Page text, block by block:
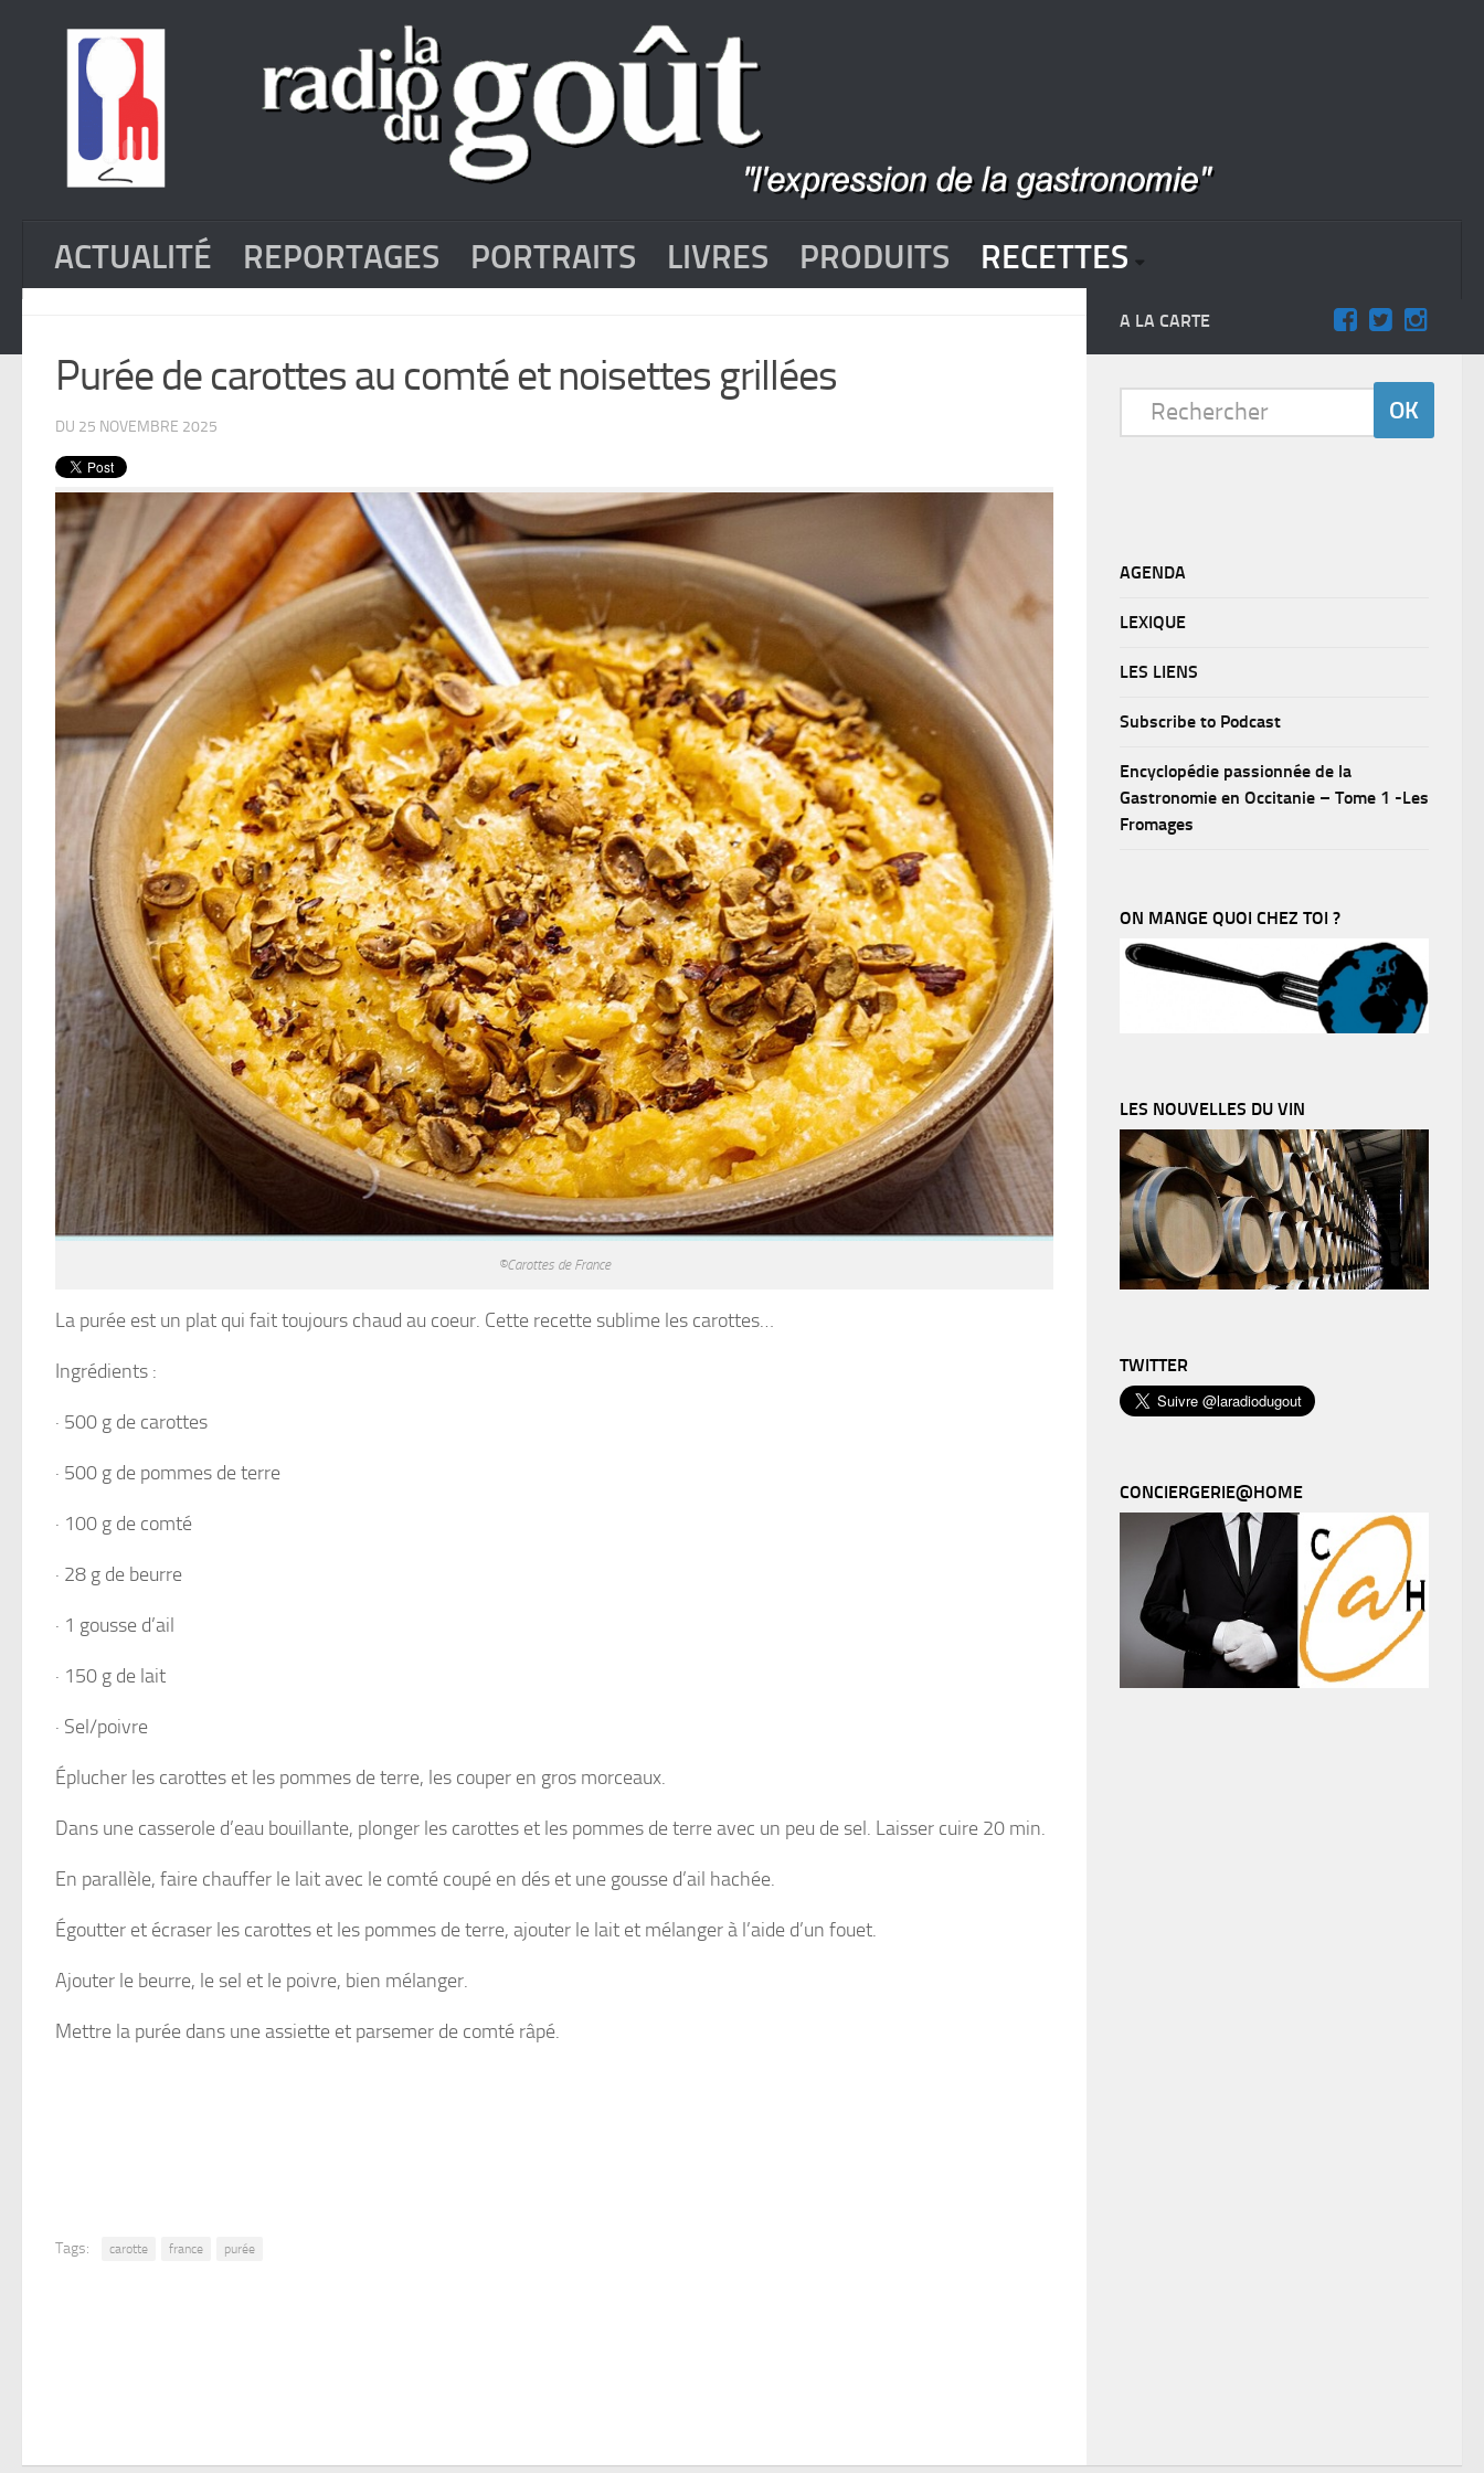
ACTUALITÉ REPORTAGES PORTRAITS LIVRES PRODUITS RECETTES
Purée de carottes au comté et noisettes grillées
DU 25 NOVEMBRE 2025
©Carottes de France
La purée est un plat qui fait toujours chaud au coeur. Cette recette sublime les carottes…
Ingrédients :
· 500 g de carottes
· 500 g de pommes de terre
· 100 g de comté
· 28 g de beurre
· 1 gousse d’ail
· 150 g de lait
· Sel/poivre
Éplucher les carottes et les pommes de terre, les couper en gros morceaux.
Dans une casserole d’eau bouillante, plonger les carottes et les pommes de terre avec un peu de sel. Laisser cuire 20 min.
En parallèle, faire chauffer le lait avec le comté coupé en dés et une gousse d’ail hachée.
Égoutter et écraser les carottes et les pommes de terre, ajouter le lait et mélanger à l’aide d’un fouet.
Ajouter le beurre, le sel et le poivre, bien mélanger.
Mettre la purée dans une assiette et parsemer de comté râpé.
Tags: carotte france purée
A LA CARTE
AGENDA
LEXIQUE
LES LIENS
Subscribe to Podcast
Encyclopédie passionnée de la
Gastronomie en Occitanie – Tome 1 -Les
Fromages
ON MANGE QUOI CHEZ TOI ?
LES NOUVELLES DU VIN
TWITTER
CONCIERGERIE@HOME